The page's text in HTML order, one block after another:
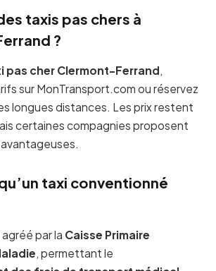
taxis pas chers à
?
pas cher Clermont-Ferrand,
sur MonTransport.com ou réservez
longues distances. Les prix restent
certaines compagnies proposent
taxi conventionné
agréé par la Caisse Primaire
, permettant le